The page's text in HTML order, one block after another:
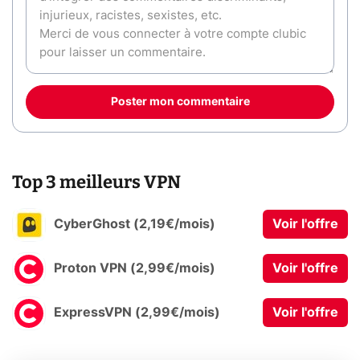
Poster mon commentaire
Top 3 meilleurs VPN
CyberGhost (2,19€/mois) Voir l'offre
Proton VPN (2,99€/mois) Voir l'offre
ExpressVPN (2,99€/mois) Voir l'offre